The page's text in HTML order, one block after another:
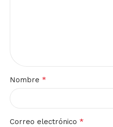
Nombre *
Correo electrónico *